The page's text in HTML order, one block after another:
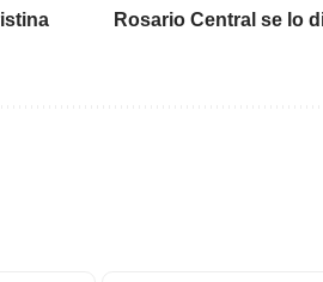
Rosario Central se lo